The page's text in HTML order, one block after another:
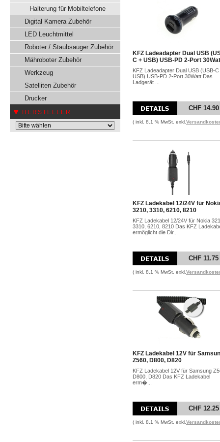
Halterung für Mobiltelefone
Digital Kamera Zubehör
LED Leuchtmittel
Roboter / Staubsauger Zubehör
Mähroboter Zubehör
Werkzeug
Satelliten Zubehör
Drucker
HERSTELLER
KFZ Ladeadapter Dual USB
C + USB) USB-PD 2-Port
KFZ Ladeadapter Dual USB (USB-C
USB) USB-PD 2-Port 30Watt Das
Ladgerät ...
CHF 14.90
( inkl. 8.1 % MwSt. exkl.
KFZ Ladekabel 12/24V für
3210, 3310, 6210, 8210
KFZ Ladekabel 12/24V für Nokia
3310, 6210, 8210 Das KFZ
ermöglicht die Dir...
CHF 11.75
( inkl. 8.1 % MwSt. exkl.
KFZ Ladekabel 12V für
Z560, D800, D820
KFZ Ladekabel 12V für Samsung
D800, D820 Das KFZ Ladekabel
erm�...
CHF 12.25
( inkl. 8.1 % MwSt. exkl.